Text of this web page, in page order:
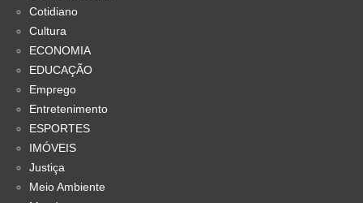
Cotidiano
Cultura
ECONOMIA
EDUCAÇÃO
Emprego
Entretenimento
ESPORTES
IMÓVEIS
Justiça
Meio Ambiente